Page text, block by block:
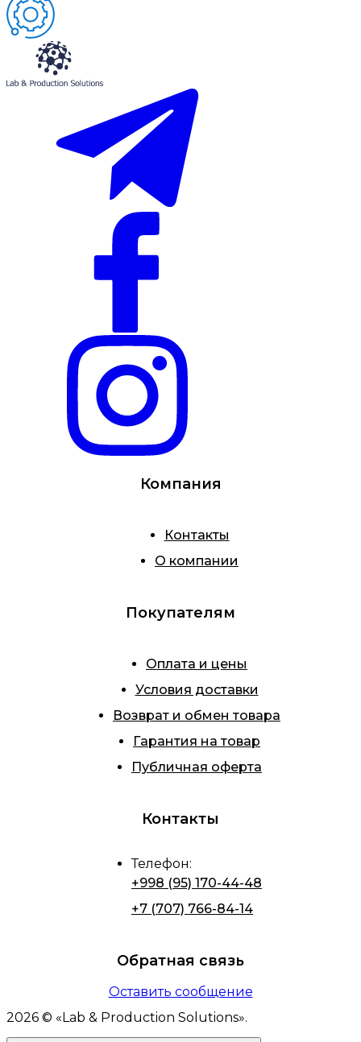
Компания
Контакты
О компании
Покупателям
Оплата и цены
Условия доставки
Возврат и обмен товара
Гарантия на товар
Публичная оферта
Контакты
Телефон:
+998 (95) 170-44-48
+7 (707) 766-84-14
Обратная связь
Оставить сообщение
2026 © « Lab & Production Solutions».